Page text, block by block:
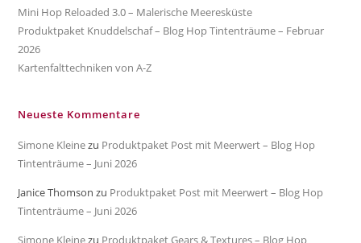
Mini Hop Reloaded 3.0 – Malerische Meeresküste
Produktpaket Knuddelschaf – Blog Hop Tintenträume – Februar
2026
Kartenfalttechniken von A-Z
Neueste Kommentare
Simone Kleinezu Produktpaket Post mit Meerwert – Blog Hop
Tintenträume – Juni 2026
Janice Thomson zu Produktpaket Post mit Meerwert – Blog Hop
Tintenträume – Juni 2026
Simone Kleinezu Produktpaket Gears & Textures – Blog Hop